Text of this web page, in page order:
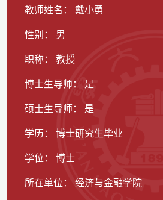
教师姓名： 戴小勇
性别： 男
职称： 教授
博士生导师： 是
硕士生导师： 是
学历： 博士研究生毕业
学位： 博士
所在单位： 经济与金融学院